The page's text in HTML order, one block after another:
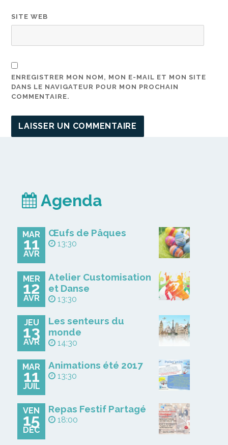
SITE WEB
ENREGISTRER MON NOM, MON E-MAIL ET MON SITE
DANS LE NAVIGATEUR POUR MON PROCHAIN
COMMENTAIRE.
Agenda
MAR
11
AVR
Œufs de Pâques
13:30
MER
12
AVR
Atelier Customisation
et Danse
13:30
JEU
13
AVR
Les senteurs du
monde
14:30
MAR
11
JUIL
Animations été 2017
13:30
VEN
15
DÉC
Repas Festif Partagé
18:00